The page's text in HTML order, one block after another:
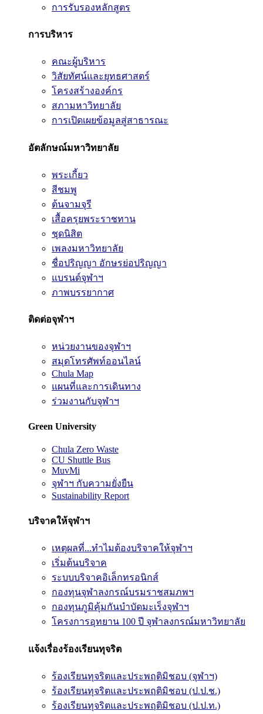
การรับรองหลักสูตร
การบริหาร
คณะผู้บริหาร
วิสัยทัศน์และยุทธศาสตร์
โครงสร้างองค์กร
สภามหาวิทยาลัย
การเปิดเผยข้อมูลสู่สาธารณะ
อัตลักษณ์มหาวิทยาลัย
พระเกี้ยว
สีชมพู
ต้นจามจุรี
เสื้อครุยพระราชทาน
ชุดนิสิต
เพลงมหาวิทยาลัย
ชื่อปริญญา อักษรย่อปริญญา
แบรนด์จุฬาฯ
ภาพบรรยากาศ
ติดต่อจุฬาฯ
หน่วยงานของจุฬาฯ
สมุดโทรศัพท์ออนไลน์
Chula Map
แผนที่และการเดินทาง
ร่วมงานกับจุฬาฯ
Green University
Chula Zero Waste
CU Shuttle Bus
MuvMi
จุฬาฯ กับความยั่งยืน
Sustainability Report
บริจาคให้จุฬาฯ
เหตุผลที่...ทำไมต้องบริจาคให้จุฬาฯ
เริ่มต้นบริจาค
ระบบบริจาคอิเล็กทรอนิกส์
กองทุนจุฬาลงกรณ์บรมราชสมภพฯ
กองทุนภูมิคุ้มกันบำบัดมะเร็งจุฬาฯ
โครงการอุทยาน 100 ปี จุฬาลงกรณ์มหาวิทยาลัย
แจ้งเรื่องร้องเรียนทุจริต
ร้องเรียนทุจริตและประพฤติมิชอบ (จุฬาฯ)
ร้องเรียนทุจริตและประพฤติมิชอบ (ป.ป.ช.)
ร้องเรียนทุจริตและประพฤติมิชอบ (ป.ป.ท.)